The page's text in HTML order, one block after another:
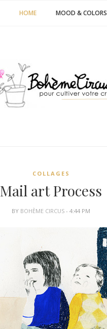
HOME MOOD & COLORS
COLLAGES
Mail art Process
BY BOHÈME CIRCUS- 4:44 PM